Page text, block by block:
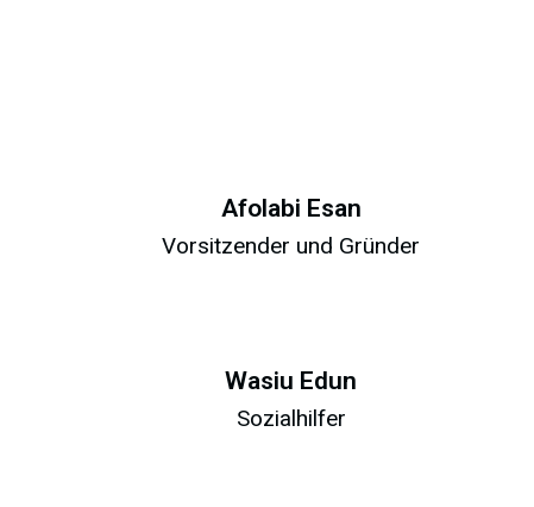
Afolabi Esan
Vorsitzender und Gründer
Wasiu Edun
Sozialhilfer